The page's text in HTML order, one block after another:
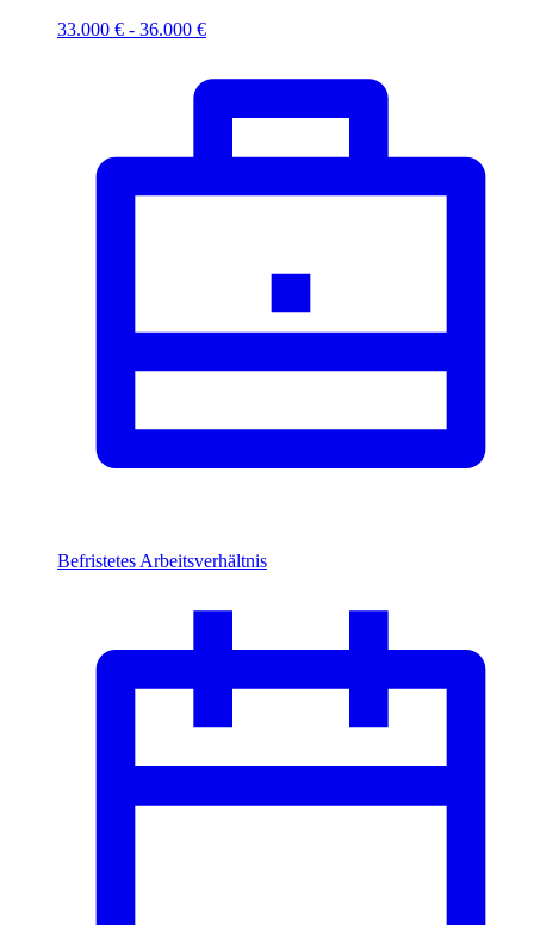
33.000 € - 36.000 €
Befristetes Arbeitsverhältnis